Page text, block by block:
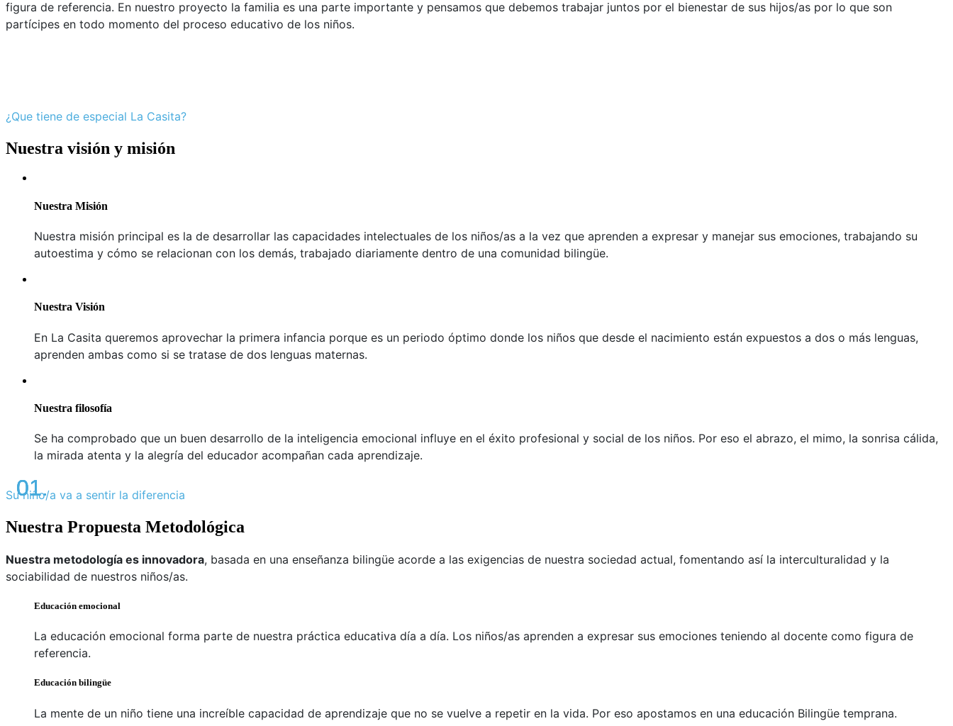
figura de referencia. En nuestro proyecto la familia es una parte importante y pensamos que debemos trabajar juntos por el bienestar de sus hijos/as por lo que son
partícipes en todo momento del proceso educativo de los niños.
¿Que tiene de especial La Casita?
Nuestra visión y misión
Nuestra Misión
Nuestra misión principal es la de desarrollar las capacidades intelectuales de los niños/as a la vez que aprenden a expresar y manejar sus emociones, trabajando su
autoestima y cómo se relacionan con los demás, trabajado diariamente dentro de una comunidad bilingüe.
Nuestra Visión
En La Casita queremos aprovechar la primera infancia porque es un periodo óptimo donde los niños que desde el nacimiento están expuestos a dos o más lenguas,
aprenden ambas como si se tratase de dos lenguas maternas.
Nuestra filosofía
Se ha comprobado que un buen desarrollo de la inteligencia emocional influye en el éxito profesional y social de los niños. Por eso el abrazo, el mimo, la sonrisa cálida,
la mirada atenta y la alegría del educador acompañan cada aprendizaje.
Su niño/a va a sentir la diferencia
Nuestra Propuesta Metodológica
Nuestra metodología es innovadora, basada en una enseñanza bilingüe acorde a las exigencias de nuestra sociedad actual, fomentando así la interculturalidad y la
sociabilidad de nuestros niños/as.
Educación emocional
La educación emocional forma parte de nuestra práctica educativa día a día. Los niños/as aprenden a expresar sus emociones teniendo al docente como figura de
referencia.
Educación bilingüe
La mente de un niño tiene una increíble capacidad de aprendizaje que no se vuelve a repetir en la vida. Por eso apostamos en una educación Bilingüe temprana.